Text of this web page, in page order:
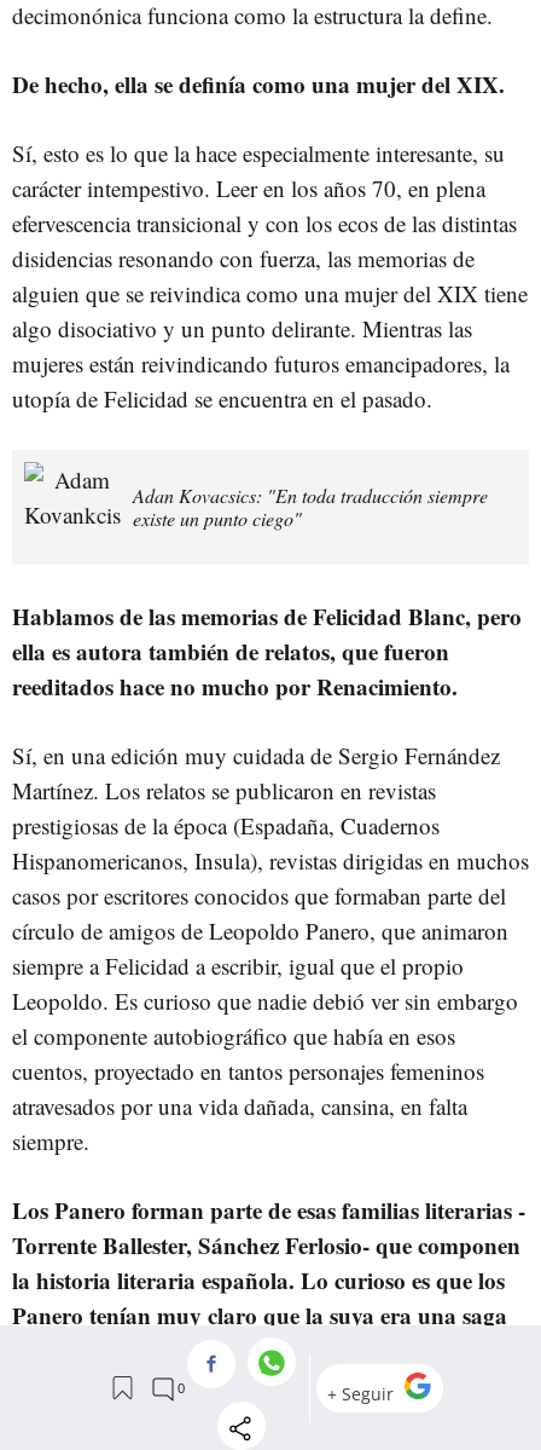
decimonónica funciona como la estructura la define.
De hecho, ella se definía como una mujer del XIX.
Sí, esto es lo que la hace especialmente interesante, su
carácter intempestivo. Leer en los años 70, en plena
efervescencia transicional y con los ecos de las distintas
disidencias resonando con fuerza, las memorias de
alguien que se reivindica como una mujer del XIX tiene
algo disociativo y un punto delirante. Mientras las
mujeres están reivindicando futuros emancipadores, la
utopía de Felicidad se encuentra en el pasado.
Adan Kovacsics: "En toda traducción siempre
existe un punto ciego"
Hablamos de las memorias de Felicidad Blanc, pero
ella es autora también de relatos, que fueron
reeditados hace no mucho por Renacimiento.
Sí, en una edición muy cuidada de Sergio Fernández
Martínez. Los relatos se publicaron en revistas
prestigiosas de la época (Espadaña, Cuadernos
Hispanomericanos, Insula), revistas dirigidas en muchos
casos por escritores conocidos que formaban parte del
círculo de amigos de Leopoldo Panero, que animaron
siempre a Felicidad a escribir, igual que el propio
Leopoldo. Es curioso que nadie debió ver sin embargo
el componente autobiográfico que había en esos
cuentos, proyectado en tantos personajes femeninos
atravesados por una vida dañada, cansina, en falta
siempre.
Los Panero forman parte de esas familias literarias -
Torrente Ballester, Sánchez Ferlosio- que componen
la historia literaria española. Lo curioso es que los
Panero tenían muy claro que la suya era una saga
que no podía perpetuarse.
Esto es algo que los hijos tienen clarísimo. En la